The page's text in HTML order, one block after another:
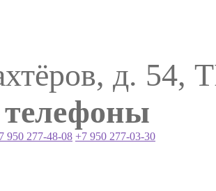
д. 54,
950 277-48-08 +7 950 277-03-30